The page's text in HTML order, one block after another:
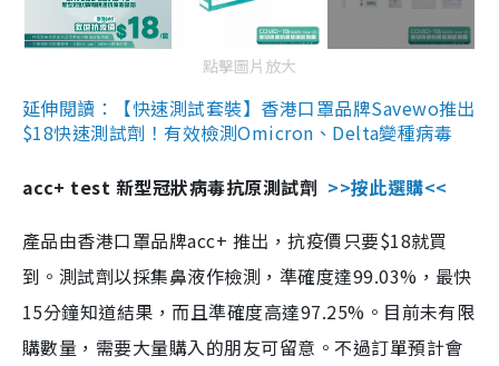
點擊圖片放大
延伸閱讀：【快速測試套裝】香港口罩品牌Savewo推出
$18快速測試劑！有效檢測Omicron、Delta變種病毒
acc+ test 新型冠狀病毒抗原測試劑 >>按此選購<<
產品由香港口罩品牌acc+ 推出，抗疫價只要$18就買
到。測試劑以採集鼻液作檢測，準確度達99.03%，最快
15分鐘知道結果，而且準確度高達97.25%。目前未有限
購數量，需要大量購入的朋友可留意。不過訂單預計會